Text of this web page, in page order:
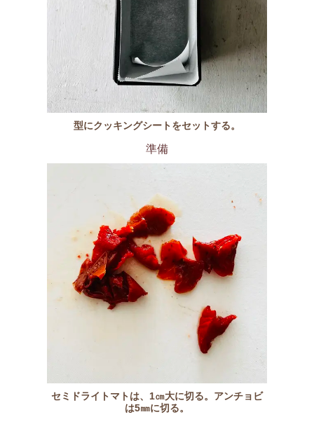
型にクッキングシートをセットする。
準備
セミドライトマトは、1㎝大に切る。アンチョビ
は5㎜に切る。